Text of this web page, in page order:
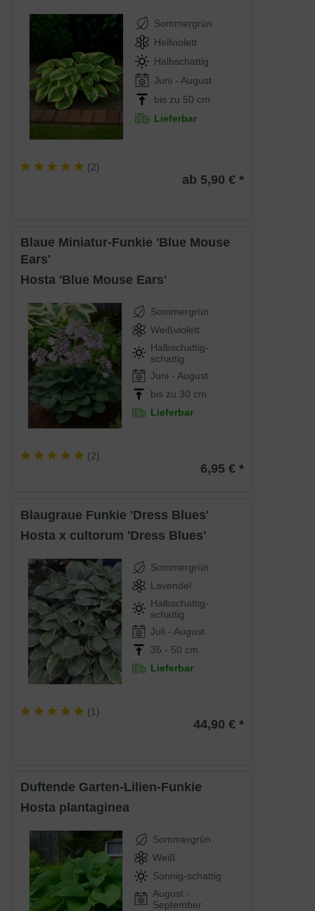
Sommergrün
Hellviolett
Halbschattig
Juni - August
bis zu 50 cm
Lieferbar
(2)
ab 5,90 € *
Blaue Miniatur-Funkie 'Blue Mouse
Ears'
Hosta 'Blue Mouse Ears'
Sommergrün
Weißviolett
Halbschattig-
schattig
Juni - August
bis zu 30 cm
Lieferbar
(2)
6,95 € *
Blaugraue Funkie 'Dress Blues'
Hosta x cultorum 'Dress Blues'
Sommergrün
Lavendel
Halbschattig-
schattig
Juli - August
35 - 50 cm
Lieferbar
(1)
44,90 € *
Duftende Garten-Lilien-Funkie
Hosta plantaginea
Sommergrün
Weiß
Sonnig-schattig
August -
September